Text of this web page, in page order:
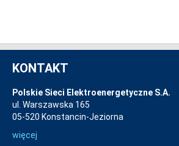
KONTAKT
Polskie Sieci Elektroenergetyczne S.A.
ul. Warszawska 165
05-520 Konstancin-Jeziorna
więcej